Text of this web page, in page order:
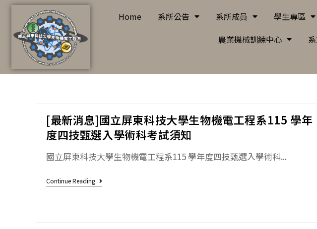
Home 系所公告 系所成員 學生專區
農業機械訓練中心
[最新消息]國立屏東科技大學生物機電工程系115 學年
度四技甄選入學術科考試須知
國立屏東科技大學生物機電工程系115 學年度四技甄選入學術科...
Continue Reading